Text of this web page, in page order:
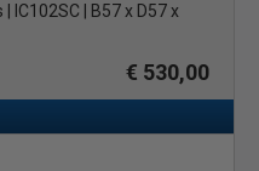
IC102SC | B57 x D57 x
€ 530,00